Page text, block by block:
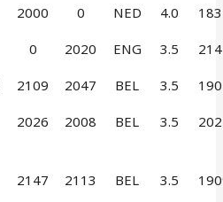
2000 0 NED 4.0
0 2020 ENG 3.5
2109 2047 BEL 3.5
2026 2008 BEL 3.5
2147 2113 BEL 3.5